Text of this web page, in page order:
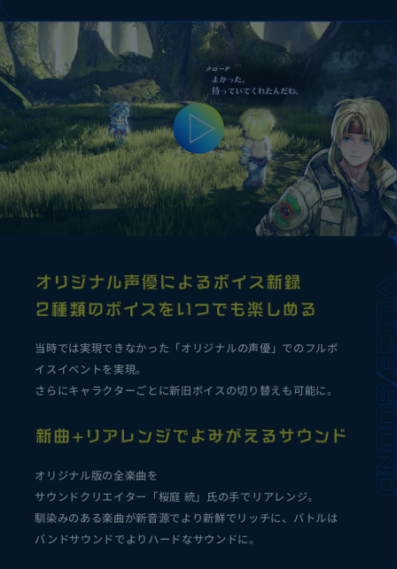
当時では実現できなかった「オリジナルの声優」でのフルボ
イスイベントを実現。
さらにキャラクターごとに新旧ボイスの切り替えも可能に。
オリジナル版の全楽曲を
サウンドクリエイター「桜庭 統」氏の手でリアレンジ。
馴染みのある楽曲が新音源でより新鮮でリッチに、バトルは
バンドサウンドでよりハードなサウンドに。